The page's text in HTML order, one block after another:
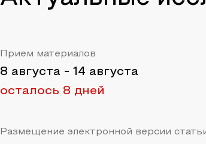
Прием материалов
8 августа - 14 августа
осталось 8 дней
Размещение электронной версии